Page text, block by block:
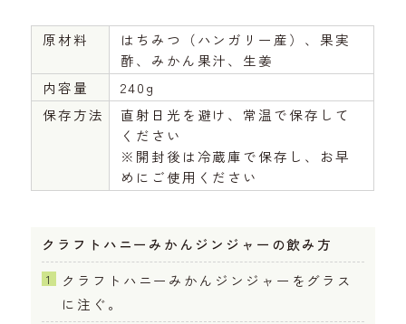
原材料
はちみつ（ハンガリー産）、果実
酢、みかん果汁、生姜
内容量
240g
保存方法
直射日光を避け、常温で保存して
ください
※開封後は冷蔵庫で保存し、お早
めにご使用ください
クラフトハニーみかんジンジャーの飲み方
クラフトハニーみかんジンジャーをグラス
に注ぐ。